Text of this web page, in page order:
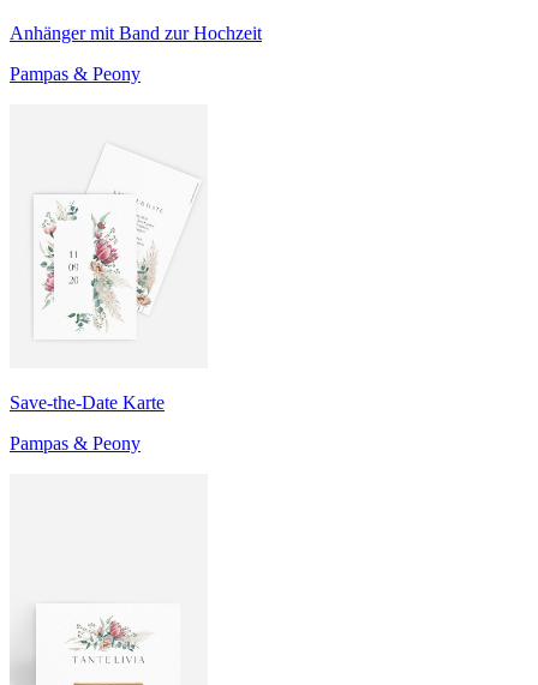
Anhänger mit Band zur Hochzeit
Pampas & Peony
Save-the-Date Karte
Pampas & Peony